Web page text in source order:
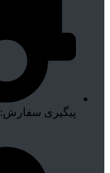
پیگیری سفارش: 09120216229